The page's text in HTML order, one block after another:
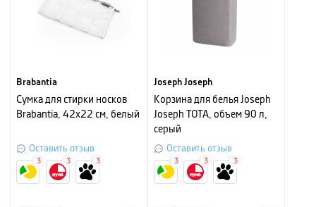
Brabantia
Сумка для стирки носков
Brabantia, 42х22 см, белый
Оставить отзыв
3 3 3
Joseph Joseph
Корзина для белья Joseph
Joseph TOTA, объем 90 л,
серый
Оставить отзыв
3 3 3